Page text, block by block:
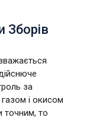
Зборів
за
і окисом
точним, то